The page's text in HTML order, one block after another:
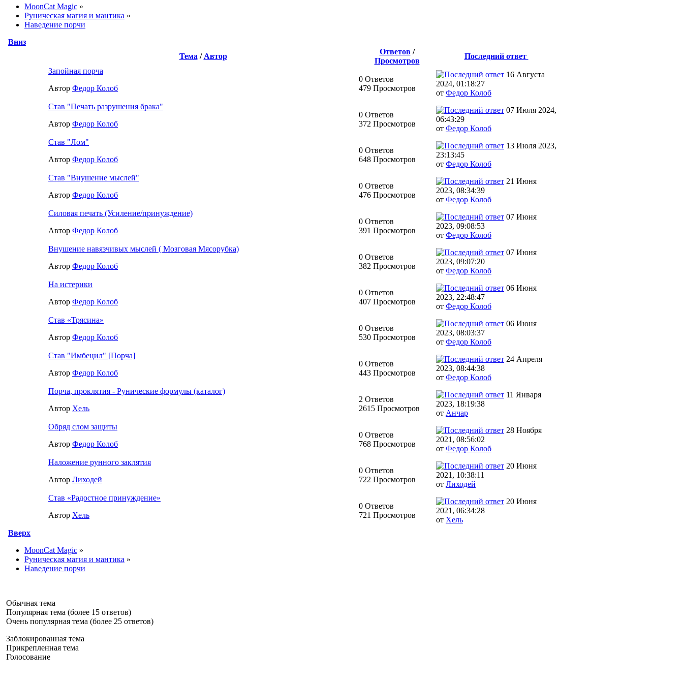
MoonCat Magic »
Руническая магия и мантика »
Наведение порчи
Вниз
Тема / Автор
Ответов/
Просмотров
Последний ответ
Запойная порча
Автор Федор Колоб
0 Ответов
479 Просмотров
16 Августа
2024, 01:18:27
от Федор Колоб
Став "Печать разрушения брака"
Автор Федор Колоб
0 Ответов
372 Просмотров
07 Июля 2024,
06:43:29
от Федор Колоб
Став "Лом"
Автор Федор Колоб
0 Ответов
648 Просмотров
13 Июля 2023,
23:13:45
от Федор Колоб
Став "Внушение мыслей"
Автор Федор Колоб
0 Ответов
476 Просмотров
21 Июня
2023, 08:34:39
от Федор Колоб
Силовая печать (Усиление/принуждение)
Автор Федор Колоб
0 Ответов
391 Просмотров
07 Июня
2023, 09:08:53
от Федор Колоб
Внушение навязчивых мыслей ( Мозговая Мясорубка)
Автор Федор Колоб
0 Ответов
382 Просмотров
07 Июня
2023, 09:07:20
от Федор Колоб
На истерики
Автор Федор Колоб
0 Ответов
407 Просмотров
06 Июня
2023, 22:48:47
от Федор Колоб
Став «Трясина»
Автор Федор Колоб
0 Ответов
530 Просмотров
06 Июня
2023, 08:03:37
от Федор Колоб
Став "Имбецил" [Порча]
Автор Федор Колоб
0 Ответов
443 Просмотров
24 Апреля
2023, 08:44:38
от Федор Колоб
Порча, проклятия - Рунические формулы (каталог)
Автор Хель
2 Ответов
2615 Просмотров
11 Января
2023, 18:19:38
от Анчар
Обряд слом защиты
Автор Федор Колоб
0 Ответов
768 Просмотров
28 Ноября
2021, 08:56:02
от Федор Колоб
Наложение рунного заклятия
Автор Лиходей
0 Ответов
722 Просмотров
20 Июня
2021, 10:38:11
от Лиходей
Став «Радостное принуждение»
Автор Хель
0 Ответов
721 Просмотров
20 Июня
2021, 06:34:28
от Хель
Вверх
MoonCat Magic »
Руническая магия и мантика »
Наведение порчи
Обычная тема
Популярная тема (более 15 ответов)
Очень популярная тема (более 25 ответов)
Заблокированная тема
Прикрепленная тема
Голосование